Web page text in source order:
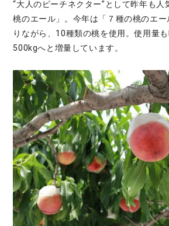
“大人のピーチネクター”として昨年も人
桃のエール」。今年は「７種の桃のエ
りながら、10種類の桃を使用。使用量
500kgへと増量しています。